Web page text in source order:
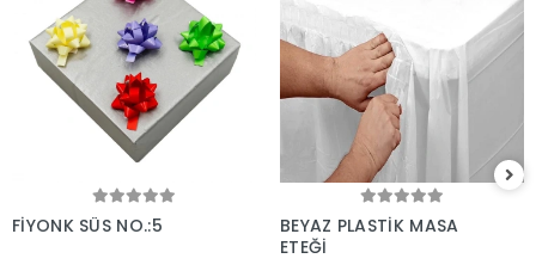
FİYONK SÜS NO.:5
Sepete Ekle
BEYAZ PLASTİK MASA
ETEĞİ